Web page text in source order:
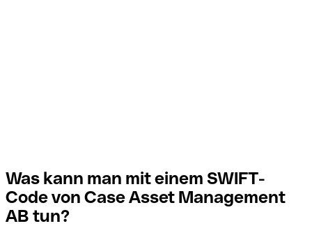
Was kann man mit einem SWIFT-
Code von Case Asset Management
AB tun?